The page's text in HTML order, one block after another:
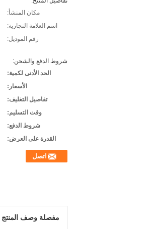
مكان المنشأ:
اسم العلامة التجارية:
رقم الموديل:
شروط الدفع والشحن:
الحد الأدنى لكمية:
الأسعار:
تفاصيل التغليف:
وقت التسليم:
شروط الدفع:
القدرة على العرض:
اتصل
مفصلة وصف المنتج